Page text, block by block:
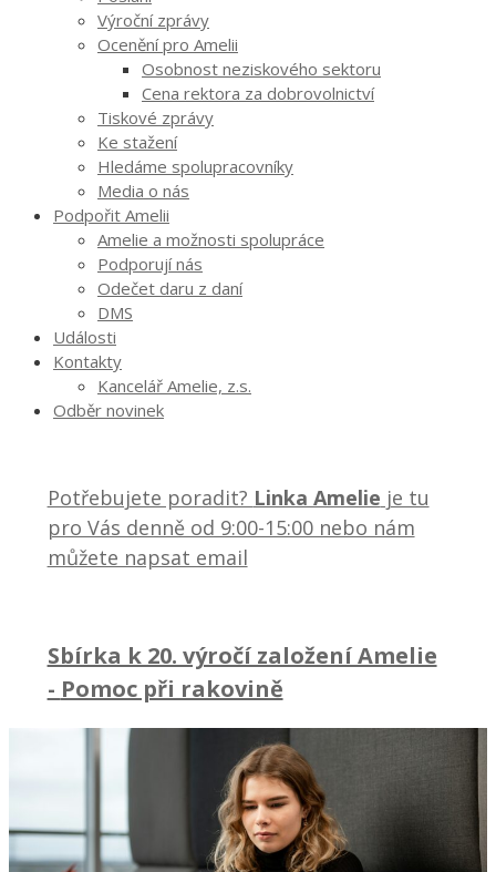
Výroční zprávy
Ocenění pro Amelii
Osobnost neziskového sektoru
Cena rektora za dobrovolnictví
Tiskové zprávy
Ke stažení
Hledáme spolupracovníky
Media o nás
Podpořit Amelii
Amelie a možnosti spolupráce
Podporují nás
Odečet daru z daní
DMS
Události
Kontakty
Kancelář Amelie, z.s.
Odběr novinek
Potřebujete poradit? Linka Amelie je tu
pro Vás denně od 9:00-15:00 nebo nám
můžete napsat email
Sbírka k 20. výročí založení Amelie
- Pomoc při rakovině